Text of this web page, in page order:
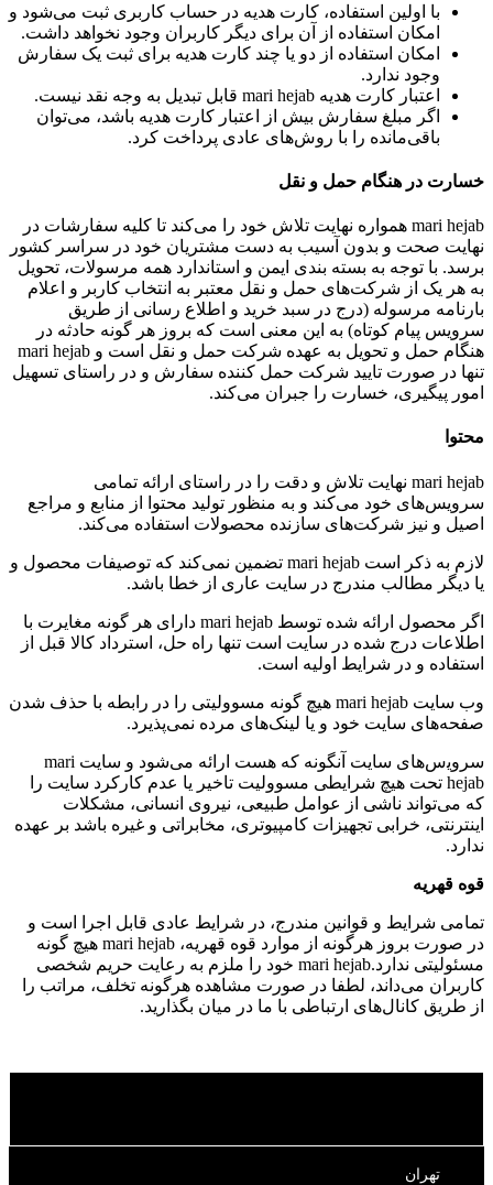
با اولین استفاده، کارت هدیه در حساب کاربری ثبت می‌شود و
امکان استفاده از آن برای دیگر کاربران وجود نخواهد داشت.
امکان استفاده از دو یا چند کارت هدیه برای ثبت یک سفارش
وجود ندارد.
اعتبار کارت هدیه mari hejab قابل تبدیل به وجه نقد نیست.
اگر مبلغ سفارش بیش از اعتبار کارت هدیه باشد، می‌توان
باقی‌مانده را با روش‌های عادی پرداخت کرد.
خسارت در هنگام حمل و نقل
mari hejab همواره نهایت تلاش خود را می‏‌کند تا کلیه سفارشات در
نهایت صحت و بدون آسیب به دست مشتریان خود در سراسر کشور
برسد. با توجه به بسته بندی ایمن و استاندارد همه مرسولات، تحویل
به هر یک از شرکت‌‏های حمل و نقل معتبر به انتخاب کاربر و اعلام
بارنامه مرسوله (درج در سبد خرید و اطلاع رسانی از طریق
سرویس پیام کوتاه) به این معنی است که بروز هر گونه حادثه در
هنگام حمل و تحویل به عهده شرکت حمل و نقل است و mari hejab
تنها در صورت تایید شرکت حمل کننده سفارش و در راستای تسهیل
امور پیگیری، خسارت را جبران می‌‏کند.
محتوا
mari hejab نهایت تلاش و دقت را در راستای ارائه تمامی
سرویس‌‏های خود می‏‌کند و به منظور تولید محتوا از منابع و مراجع
اصیل و نیز شرکت‏‌های سازنده محصولات استفاده می‏‌کند.
لازم به ذکر است mari hejab تضمین نمی‏‌کند که توصیفات محصول و
یا دیگر مطالب مندرج در سایت عاری از خطا باشد.
اگر محصول ارائه شده توسط mari hejab دارای هر گونه مغایرت با
اطلاعات درج شده در سایت است تنها راه حل، استرداد کالا قبل از
استفاده و در شرایط اولیه است.
وب ‏‌سایت mari hejab هیچ گونه مسوولیتی را در رابطه با حذف شدن
صفحه‏‌های سایت خود و یا لینک‏‌های مرده نمی‌‏پذیرد.
سروﻳس‌‏های سایت آن‏گونه که هست ارائه می‏‌شود و سایت mari
hejab تحت هیچ شرایطی مسوولیت تاخیر یا عدم کارکرد سایت را
که می‌تواند ناشى از عوامل طبیعى، نیروى انسانی، مشکلات
اینترنتى، خرابی تجهیزات کامپیوترى، مخابراتى و غیره باشد بر عهده
ندارد.
قوه قهریه
تمامی شرایط و قوانین مندرج، در شرایط عادی قابل اجرا است و
در صورت بروز هرگونه از موارد قوه قهریه، mari hejab هیچ گونه
مسئولیتی ندارد.mari hejab خود را ملزم به رعایت حریم شخصی
کاربران می‌داند، لطفا در صورت مشاهده هرگونه تخلف، مراتب را
از طریق کانال‏‌های ارتباطی با ما در میان بگذارید.
تهران